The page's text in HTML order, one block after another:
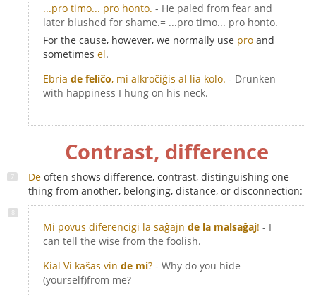
...pro timo... pro honto. - He paled from fear and
later blushed for shame.= ...pro timo... pro honto.
For the cause, however, we normally use pro and
sometimes el.
Ebria de feliĉo, mi alkroĉiĝis al lia kolo. - Drunken
with happiness I hung on his neck.
Contrast, difference
De often shows difference, contrast, distinguishing one
thing from another, belonging, distance, or disconnection:
Mi povus diferencigi la saĝajn de la malsaĝaj! - I
can tell the wise from the foolish.
Kial Vi kaŝas vin de mi? - Why do you hide
(yourself)from me?